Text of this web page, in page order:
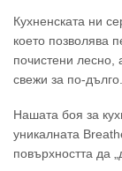
Кухненската ни
което позволява
почистени лесно,
свежи за по-дълго.
Нашата боя за
уникалната
повърхността да